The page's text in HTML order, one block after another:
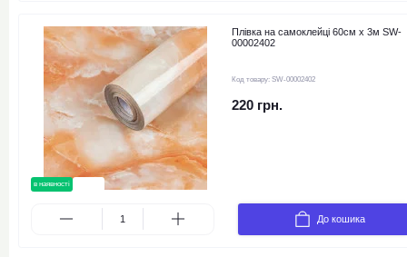
в наявності
Плівка на самоклейці 60см х 3м SW-
00002402
Код товару: SW-00002402
220 грн.
До кошика